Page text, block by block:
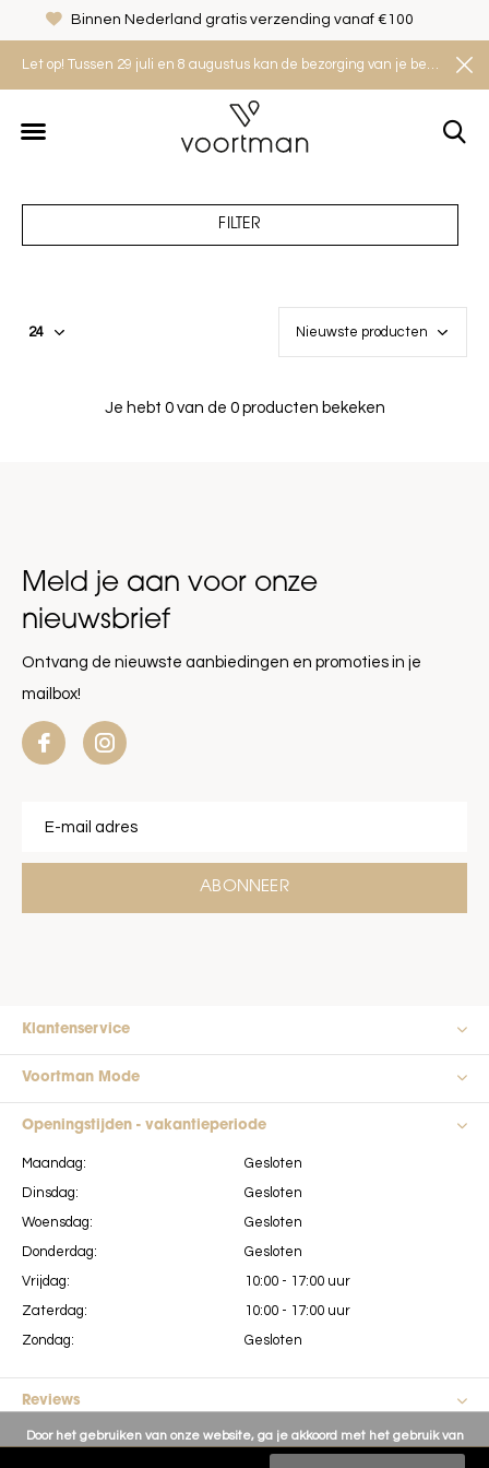
Let op! Tussen 29 juli en 8 augustus kan de bezorging van je bestelling iets langer duren. Houd rekening met een levertijd van 2 tot 4 werkdagen.
Binnen Nederland gratis verzending vanaf €100
FILTER
Je hebt 0 van de 0 producten bekeken
Meld je aan voor onze
nieuwsbrief
Ontvang de nieuwste aanbiedingen en promoties in je
mailbox!
ABONNEER
Klantenservice
Voortman Mode
Openingstijden - vakantieperiode
Maandag:
Dinsdag:
Woensdag:
Donderdag:
Vrijdag:
Zaterdag:
Zondag:
Gesloten
Gesloten
Gesloten
Gesloten
10:00 - 17:00 uur
10:00 - 17:00 uur
Gesloten
Reviews
Door het gebruiken van onze website, ga je akkoord met het gebruik van